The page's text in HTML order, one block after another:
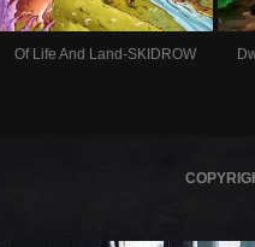
Of Life And Land-SKIDROW